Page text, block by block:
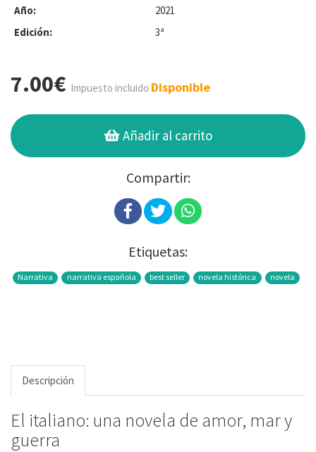
Año:
2021
Edición:
3ª
7.00€ Impuesto incluido Disponible
Añadir al carrito
Compartir:
Etiquetas:
Narrativa narrativa española best seller novela histórica novela
Descripción
El italiano: una novela de amor, mar y
guerra